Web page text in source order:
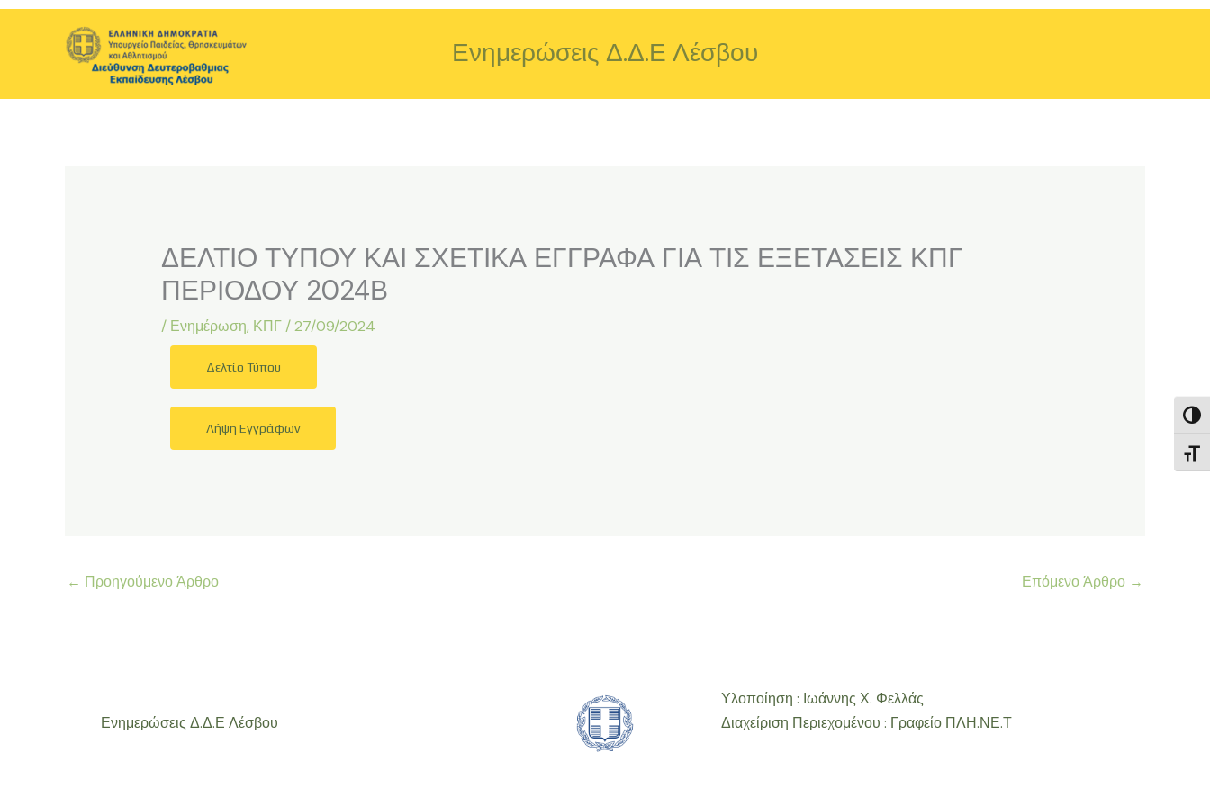
Ενημερώσεις Δ.Δ.Ε Λέσβου
ΔΕΛΤΙΟ ΤΥΠΟΥ ΚΑΙ ΣΧΕΤΙΚΑ ΕΓΓΡΑΦΑ ΓΙΑ ΤΙΣ ΕΞΕΤΑΣΕΙΣ ΚΠΓ
ΠΕΡΙΟΔΟΥ 2024Β
/ Ενημέρωση, ΚΠΓ/27/09/2024
Δελτίο Τύπου
Λήψη Εγγράφων
← Προηγούμενο Άρθρο Επόμενο Άρθρο →
Ενημερώσεις Δ.Δ.Ε Λέσβου
Υλοποίηση : Ιωάννης Χ. Φελλάς
Διαχείριση Περιεχομένου : Γραφείο ΠΛΗ.ΝΕ.Τ